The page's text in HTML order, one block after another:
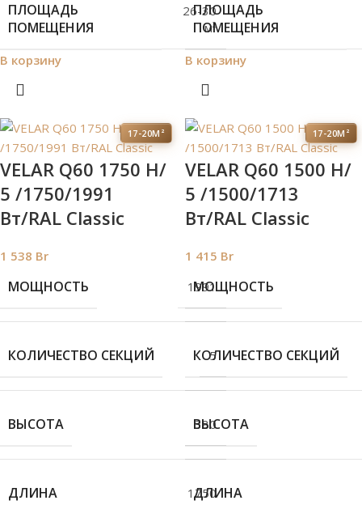
ПЛОЩАДЬ
ПОМЕЩЕНИЯ
26-30
м²
В корзину
ПЛОЩАДЬ
ПОМЕЩЕНИЯ
В корзину
17-20М²
VELAR Q60 1750 H/
5 /1750/1991
Вт/RAL Classic
1 538 Br
МОЩНОСТЬ 1991
КОЛИЧЕСТВО СЕКЦИЙ 5
ВЫСОТА 380
ДЛИНА 1750
17-20М²
VELAR Q60 1500 H/
5 /1500/1713
Вт/RAL Classic
1 415 Br
МОЩНОСТЬ
КОЛИЧЕСТВО СЕКЦИЙ
ВЫСОТА
ДЛИНА